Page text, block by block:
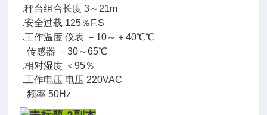
.秤台组合长度 3～21m
.安全过载 125％F.S
.工作温度 仪表 －10～＋40℃℃
传感器 －30～65℃
.相对湿度 ＜95％
.工作电压 电压 220VAC
频率 50Hz